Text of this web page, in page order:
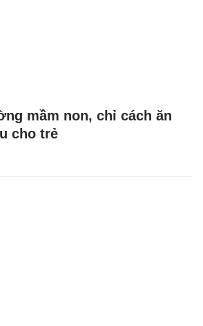
mầm non, chỉ cách ăn
cho trẻ